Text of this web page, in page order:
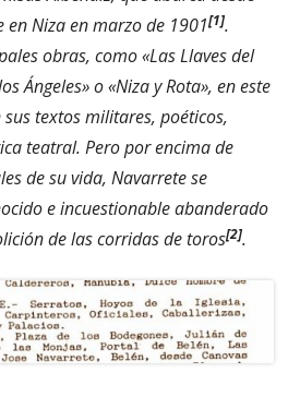
Niza en marzo de 1901[1].
obras, como «Las Llaves del
Ángeles» o «Niza y Rota», en este
textos militares, poéticos,
teatral. Pero por encima de
de su vida, Navarrete se
e incuestionable abanderado
de las corridas de toros[2].